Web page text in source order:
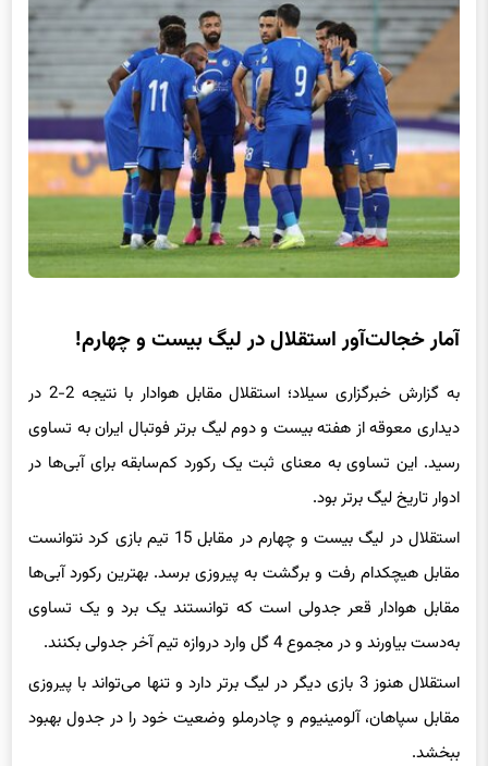
آمار خجالت‌آور استقلال در لیگ بیست و چهارم!
به گزارش خبرگزاری سیلاد؛ استقلال مقابل هوادار با نتیجه 2-2 در
دیداری معوقه از هفته بیست و دوم لیگ برتر فوتبال ایران به تساوی
رسید. این تساوی به معنای ثبت یک رکورد کم‌سابقه برای آبی‌ها در
ادوار تاریخ لیگ برتر بود.
استقلال در لیگ بیست و چهارم در مقابل 15 تیم بازی کرد نتوانست
مقابل هیچکدام رفت و برگشت به پیروزی برسد. بهترین رکورد آبی‌ها
مقابل هوادار قعر جدولی است که توانستند یک برد و یک تساوی
به‌دست بیاورند و در مجموع 4 گل وارد دروازه تیم آخر جدولی بکنند.
استقلال هنوز 3 بازی دیگر در لیگ برتر دارد و تنها می‌تواند با پیروزی
مقابل سپاهان، آلومینیوم و چادرملو وضعیت خود را در جدول بهبود
ببخشد.